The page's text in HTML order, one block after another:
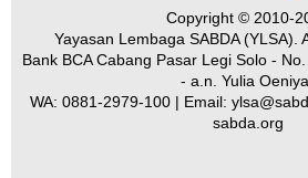
Copyright © 2010-
Yayasan Lembaga SABDA (YLSA).
Bank BCA Cabang Pasar Legi Solo -
- a.n. Yulia
WA: 0881-2979-100| Email:
sabda.org